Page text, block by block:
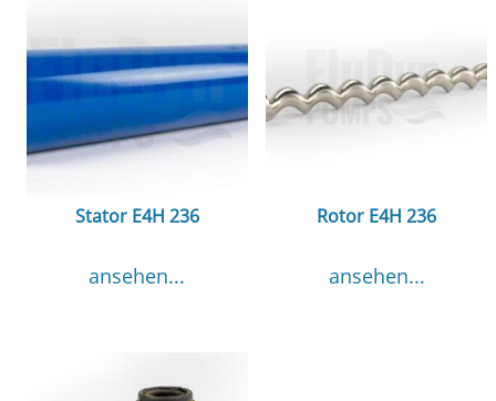
Stator E4H 236
ansehen...
Rotor E4H 236
ansehen...